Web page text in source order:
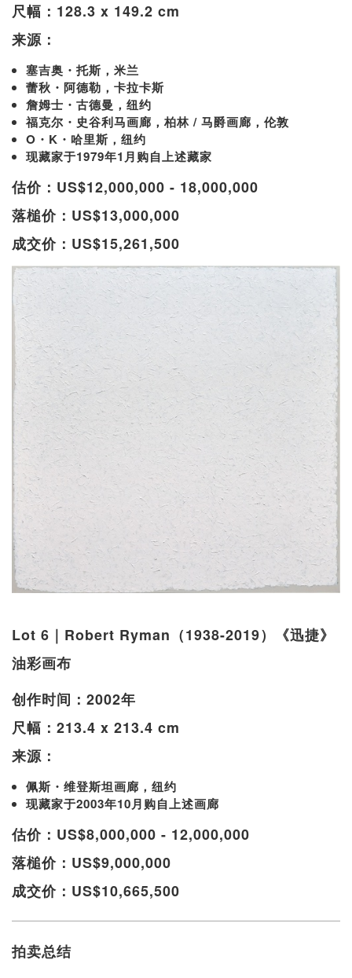
尺幅：128.3 x 149.2 cm
来源：
塞吉奥・托斯，米兰
蕾秋・阿德勒，卡拉卡斯
詹姆士・古德曼，纽约
福克尔・史谷利马画廊，柏林 / 马爵画廊，伦敦
O・K・哈里斯，纽约
现藏家于1979年1月购自上述藏家
估价：US$12,000,000 - 18,000,000
落槌价：US$13,000,000
成交价：US$15,261,500
Lot 6｜Robert Ryman（1938-2019）《迅捷》
油彩画布
创作时间：2002年
尺幅：213.4 x 213.4 cm
来源：
佩斯・维登斯坦画廊，纽约
现藏家于2003年10月购自上述画廊
估价：US$8,000,000 - 12,000,000
落槌价：US$9,000,000
成交价：US$10,665,500
拍卖总结